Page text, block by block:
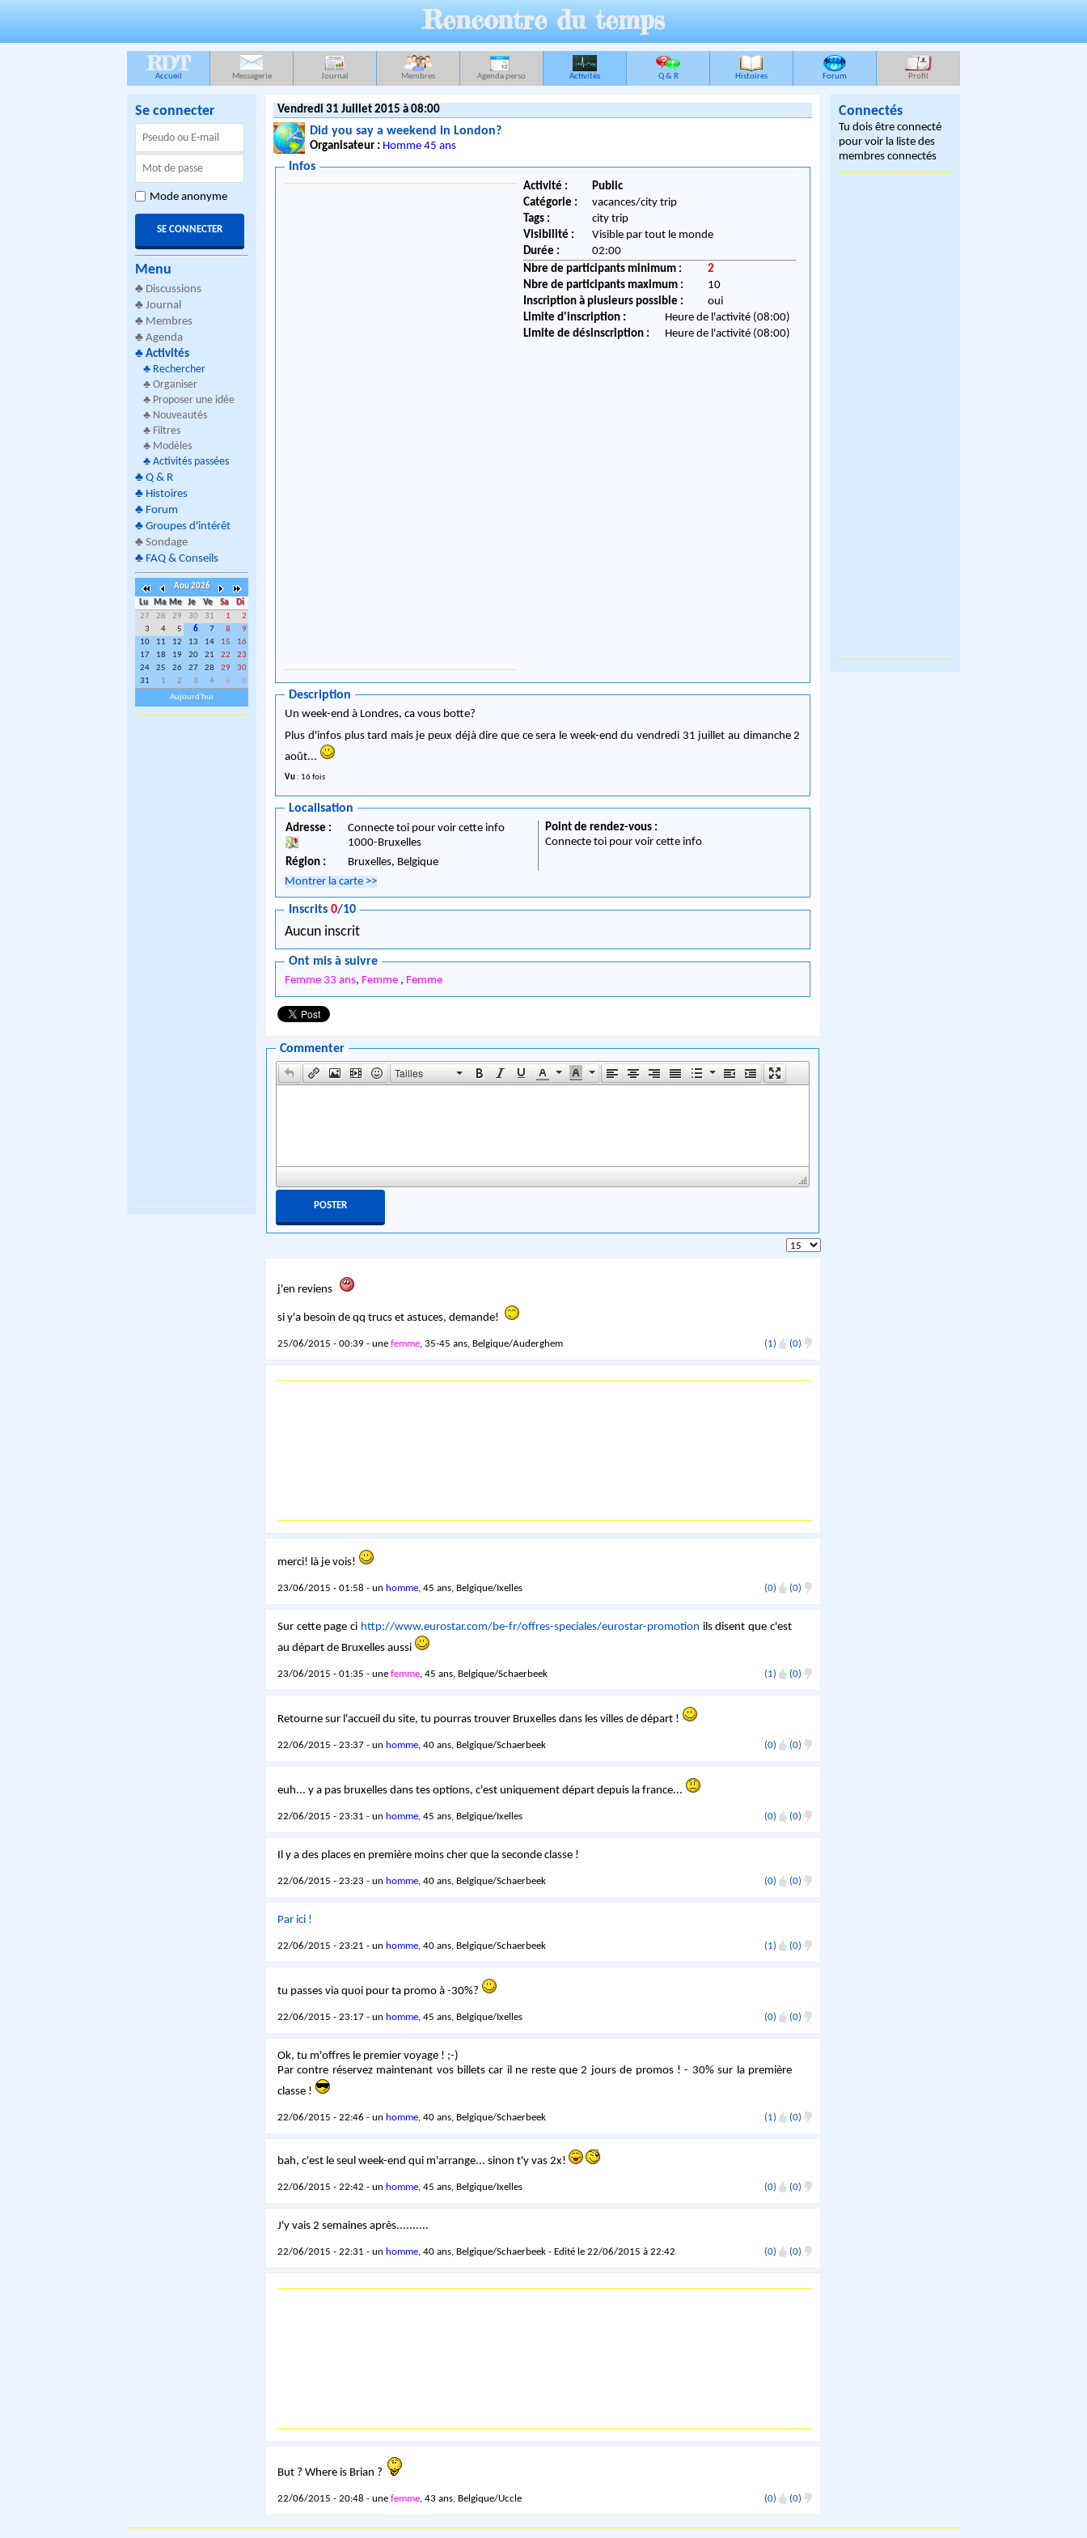
Rencontre du temps
RDT
Accueil Messagerie Journal Membres Agenda perso Activités Q & R Histoires Forum Profil
Se connecter
Mode anonyme
Menu
♣ Discussions
♣ Journal
♣ Membres
♣ Agenda
♣ Activités
♣ Rechercher
♣ Organiser
♣ Proposer une idée
♣ Nouveautés
♣ Filtres
♣ Modèles
♣ Activités passées
♣ Q & R
♣ Histoires
♣ Forum
♣ Groupes d'intérêt
♣ Sondage
♣ FAQ & Conseils
Aou 2026
Lu
Ma Me Je Ve Sa
Di
27
28 29 30 31 1
2
3
4 5 6 7 8
9
10
11 12 13 14 15
16
17
18 19 20 21 22
23
24
25 26 27 28 29
30
31
1 2 3 4 5
6
Aujourd'hui
Vendredi 31 Juillet 2015 à 08:00
Did you say a weekend in London?
Organisateur : Homme 45 ans
Infos
Activité :
Public
Catégorie :
vacances/city trip
Tags :
city trip
Visibilité :
Visible par tout le monde
Durée :
02:00
Nbre de participants minimum :
2
Nbre de participants maximum :
10
Inscription à plusieurs possible :
oui
Limite d'inscription :
Heure de l'activité (08:00)
Limite de désinscription :
Heure de l'activité (08:00)
Description
Un week-end à Londres, ca vous botte?
Plus d'infos plus tard mais je peux déjà dire que ce sera le week-end du vendredi 31 juillet au dimanche 2
août...
Vu : 16 fois
Localisation
Adresse :
Connecte toi pour voir cette info
1000-Bruxelles
Région :
Bruxelles, Belgique
Point de rendez-vous :
Connecte toi pour voir cette info
Montrer la carte >>
Inscrits0/10
Aucun inscrit
Ont mis à suivre
Femme 33 ans, Femme , Femme
Commenter
Tailles
j'en reviens
si y'a besoin de qq trucs et astuces, demande!
25/06/2015 - 00:39 - une femme, 35-45 ans, Belgique/Auderghem (1) (0)
merci! là je vois!
23/06/2015 - 01:58 - un homme, 45 ans, Belgique/Ixelles (0) (0)
Sur cette page ci http://www.eurostar.com/be-fr/offres-speciales/eurostar-promotion ils disent que c'est
au départ de Bruxelles aussi
23/06/2015 - 01:35 - une femme, 45 ans, Belgique/Schaerbeek (1) (0)
Retourne sur l'accueil du site, tu pourras trouver Bruxelles dans les villes de départ !
22/06/2015 - 23:37 - un homme, 40 ans, Belgique/Schaerbeek (0) (0)
euh... y a pas bruxelles dans tes options, c'est uniquement départ depuis la france...
22/06/2015 - 23:31 - un homme, 45 ans, Belgique/Ixelles (0) (0)
Il y a des places en première moins cher que la seconde classe !
22/06/2015 - 23:23 - un homme, 40 ans, Belgique/Schaerbeek (0) (0)
Par ici !
22/06/2015 - 23:21 - un homme, 40 ans, Belgique/Schaerbeek (1) (0)
tu passes via quoi pour ta promo à -30%?
22/06/2015 - 23:17 - un homme, 45 ans, Belgique/Ixelles (0) (0)
Ok, tu m'offres le premier voyage ! ;-)
Par contre réservez maintenant vos billets car il ne reste que 2 jours de promos ! - 30% sur la première
classe !
22/06/2015 - 22:46 - un homme, 40 ans, Belgique/Schaerbeek (1) (0)
bah, c'est le seul week-end qui m'arrange... sinon t'y vas 2x!
22/06/2015 - 22:42 - un homme, 45 ans, Belgique/Ixelles (0) (0)
J'y vais 2 semaines après..........
22/06/2015 - 22:31 - un homme, 40 ans, Belgique/Schaerbeek - Edité le 22/06/2015 à 22:42 (0) (0)
But ? Where is Brian ?
22/06/2015 - 20:48 - une femme, 43 ans, Belgique/Uccle (0) (0)
Connectés
Tu dois être connecté
pour voir la liste des
membres connectés